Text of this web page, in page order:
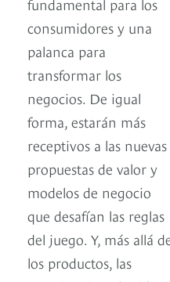
consumidores y una
palanca para
transformar los
negocios. De igual
forma, estarán más
receptivos a las nuevas
propuestas de valor y
modelos de negocio
que desafían las reglas
del juego. Y, más allá
los productos, las